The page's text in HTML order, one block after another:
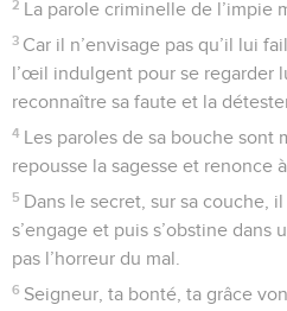
2 La parole criminelle de l’impie
3 Car il n’envisage pas qu’il lui
l’œil indulgent pour se regarder
reconnaître sa faute et la
4 Les paroles de sa bouche sont
repousse la sagesse et renonce
5 Dans le secret, sur sa couche,
s’engage et puis s’obstine dans
pas l’horreur du mal.
6 Seigneur, ta bonté, ta grâce